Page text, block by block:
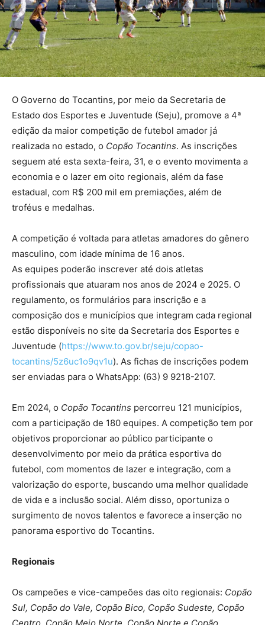
O Governo do Tocantins, por meio da Secretaria de
Estado dos Esportes e Juventude (Seju), promove a 4ª
edição da maior competição de futebol amador já
realizada no estado, o Copão Tocantins. As inscrições
seguem até esta sexta-feira, 31, e o evento movimenta a
economia e o lazer em oito regionais, além da fase
estadual, com R$ 200 mil em premiações, além de
troféus e medalhas.
A competição é voltada para atletas amadores do gênero
masculino, com idade mínima de 16 anos.
As equipes poderão inscrever até dois atletas
profissionais que atuaram nos anos de 2024 e 2025. O
regulamento, os formulários para inscrição e a
composição dos e municípios que integram cada regional
estão disponíveis no site da Secretaria dos Esportes e
Juventude (https://www.to.gov.br/seju/copao-
tocantins/5z6uc1o9qv1u). As fichas de inscrições podem
ser enviadas para o WhatsApp: (63) 9 9218-2107.
Em 2024, o Copão Tocantins percorreu 121 municípios,
com a participação de 180 equipes. A competição tem por
objetivos proporcionar ao público participante o
desenvolvimento por meio da prática esportiva do
futebol, com momentos de lazer e integração, com a
valorização do esporte, buscando uma melhor qualidade
de vida e a inclusão social. Além disso, oportuniza o
surgimento de novos talentos e favorece a inserção no
panorama esportivo do Tocantins.
Regionais
Os campeões e vice-campeões das oito regionais: Copão
Sul, Copão do Vale, Copão Bico, Copão Sudeste, Copão